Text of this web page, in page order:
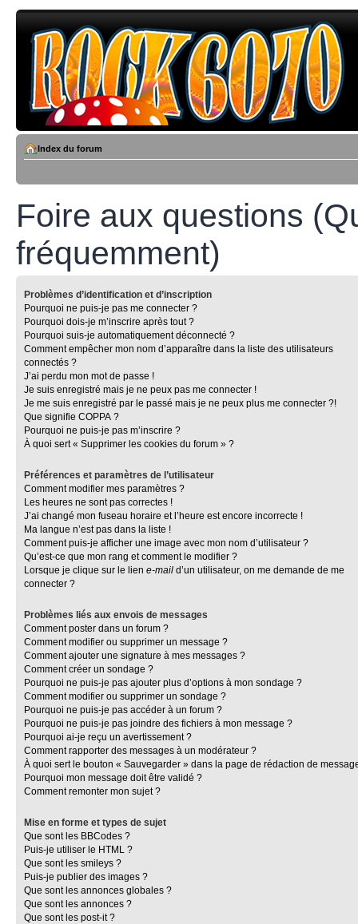
Index du forum
Foire aux questions
fréquemment)
Problèmes d’identification et d’inscription
Pourquoi ne puis-je pas me connecter ?
Pourquoi dois-je m’inscrire après tout ?
Pourquoi suis-je automatiquement déconnecté ?
Comment empêcher mon nom d’apparaître dans la liste des utilisateurs
connectés ?
J’ai perdu mon mot de passe !
Je suis enregistré mais je ne peux pas me connecter !
Je me suis enregistré par le passé mais je ne peux plus me connecter ?!
Que signifie COPPA ?
Pourquoi ne puis-je pas m’inscrire ?
À quoi sert « Supprimer les cookies du forum » ?
Préférences et paramètres de l’utilisateur
Comment modifier mes paramètres ?
Les heures ne sont pas correctes !
J’ai changé mon fuseau horaire et l’heure est encore incorrecte !
Ma langue n’est pas dans la liste !
Comment puis-je afficher une image avec mon nom d’utilisateur ?
Qu’est-ce que mon rang et comment le modifier ?
Lorsque je clique sur le lien e-mail d’un utilisateur, on me demande de me
connecter ?
Problèmes liés aux envois de messages
Comment poster dans un forum ?
Comment modifier ou supprimer un message ?
Comment ajouter une signature à mes messages ?
Comment créer un sondage ?
Pourquoi ne puis-je pas ajouter plus d’options à mon sondage ?
Comment modifier ou supprimer un sondage ?
Pourquoi ne puis-je pas accéder à un forum ?
Pourquoi ne puis-je pas joindre des fichiers à mon message ?
Pourquoi ai-je reçu un avertissement ?
Comment rapporter des messages à un modérateur ?
À quoi sert le bouton « Sauvegarder » dans la page de rédaction de
Pourquoi mon message doit être validé ?
Comment remonter mon sujet ?
Mise en forme et types de sujet
Que sont les BBCodes ?
Puis-je utiliser le HTML ?
Que sont les smileys ?
Puis-je publier des images ?
Que sont les annonces globales ?
Que sont les annonces ?
Que sont les post-it ?